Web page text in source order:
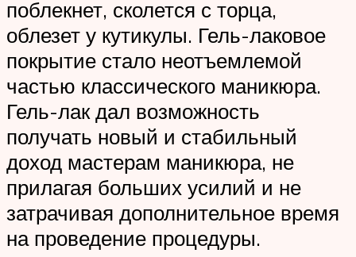
поблекнет, сколется с торца,
облезет у кутикулы. Гель-лаковое
покрытие стало неотъемлемой
частью классического маникюра.
Гель-лак дал возможность
получать новый и стабильный
доход мастерам маникюра, не
прилагая больших усилий и не
затрачивая дополнительное время
на проведение процедуры.